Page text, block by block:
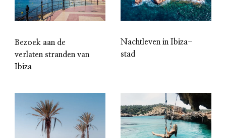
Bezoek aan de
verlaten stranden van
Ibiza
Nachtleven in Ibiza-
stad